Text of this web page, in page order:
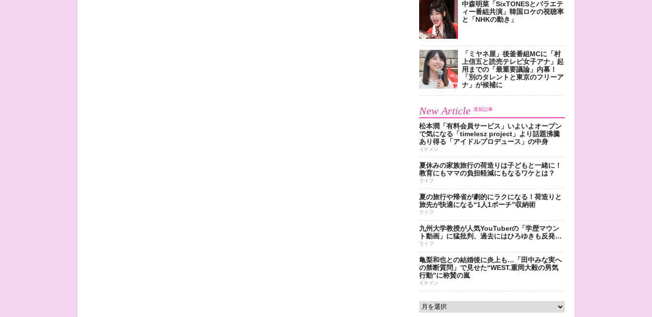
中森明菜「SixTONESとバラエテ
ィー番組共演」韓国ロケの視聴率
と「NHKの動き」
「ミヤネ屋」後釜番組MCに「村
上信五と読売テレビ女子アナ」起
用までの「最重要議論」内幕！
「別のタレントと東京のフリーア
ナ」が候補に
New Article 最新記事
松本潤「有料会員サービス」いよいよオープン
で気になる「timelesz project」より話題沸騰
あり得る「アイドルプロデュース」の中身
イケメン
夏休みの家族旅行の荷造りは子どもと一緒に！
教育にもママの負担軽減にもなるワケとは？
ライフ
夏の旅行や帰省が劇的にラクになる！荷造りと
旅先が快適になる“1人1ポーチ”収納術
ライフ
九州大学教授が人気YouTuberの「学歴マウン
ト動画」に猛批判、過去にはひろゆきも反発…
ライフ
亀梨和也との結婚後に炎上も…「田中みな実へ
の禁断質問」で見せた“WEST.重岡大毅の男気
行動”に称賛の嵐
イケメン